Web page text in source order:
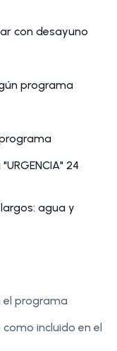
con desayuno
programa
24
agua y
el programa
incluido en el